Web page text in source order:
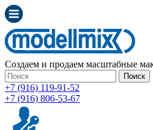
Создаем и продаем масштабные
Поиск
+7 (916) 119-91-52
+7 (916) 806-53-67